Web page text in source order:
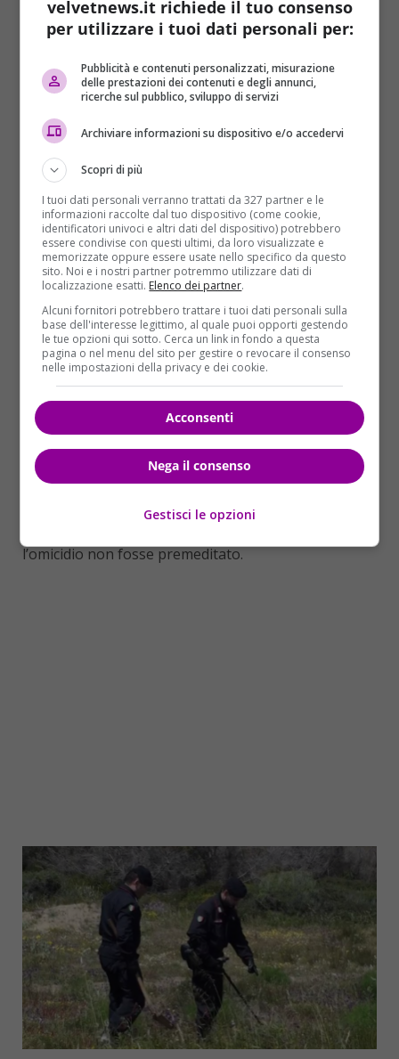
macellaioe untubo idraulico di ferro di 50
centimetri. Gli inquirenti sono attivamente alla
essere ritrovati, lo stesso indagato potrebbe essere
condotto sui luoghi indicati per guidare gli
I misteri sull’omicidio della commessa di Cirò Marina
sono ancora molti nonostante
Fuscaldo
, che attualmente ancora
non convince gli
inquirenti. Il 50enne ha inoltre sostenuto di aver
agito senza premeditazione e se ciò fosse vero
cadrebbe una delle aggravanti al delitto. Per il
colonnello Salvatore Gagliano , Comandante dei
Carabinieri di Crotone che coordina le indagini
assieme al Comandante della tenenza di Cirò Marina
Alessandro Epifanio , le dichiarazioni dell’uomo:
“Sono oggetto di attenta verifica perché il racconto
presenta molte lacune. Non è escluso, infatti che
quella di Fuscaldo non sia una confessione
spontanea, ma sia stata motivata dagli incontestabili
elementi di prova raccolti a suo carico e dalla volontà
di coprire le responsabilità di altre persone
coinvolte”. Molte le cose che non tornano agli
inquirenti sulla confessione di Fuscaldo, come il
l’omicidio non fosse premeditato.
velvetnews.it richiede il tuo consenso
per utilizzare i tuoi dati personali per:
Pubblicità e contenuti personalizzati, misurazione
delle prestazioni dei contenuti e degli annunci,
ricerche sul pubblico, sviluppo di servizi
Archiviare informazioni su dispositivo e/o accedervi
Scopri di più
I tuoi dati personali verranno trattati da 327 partner e le
informazioni raccolte dal tuo dispositivo (come cookie,
identificatori univoci e altri dati del dispositivo) potrebbero
essere condivise con questi ultimi, da loro visualizzate e
memorizzate oppure essere usate nello specifico da questo
sito. Noi e i nostri partner potremmo utilizzare dati di
localizzazione esatti. Elenco dei partner.
Alcuni fornitori potrebbero trattare i tuoi dati personali sulla
base dell'interesse legittimo, al quale puoi opporti gestendo
le tue opzioni qui sotto. Cerca un link in fondo a questa
pagina o nel menu del sito per gestire o revocare il consenso
nelle impostazioni della privacy e dei cookie.
Acconsenti
Nega il consenso
Gestisci le opzioni